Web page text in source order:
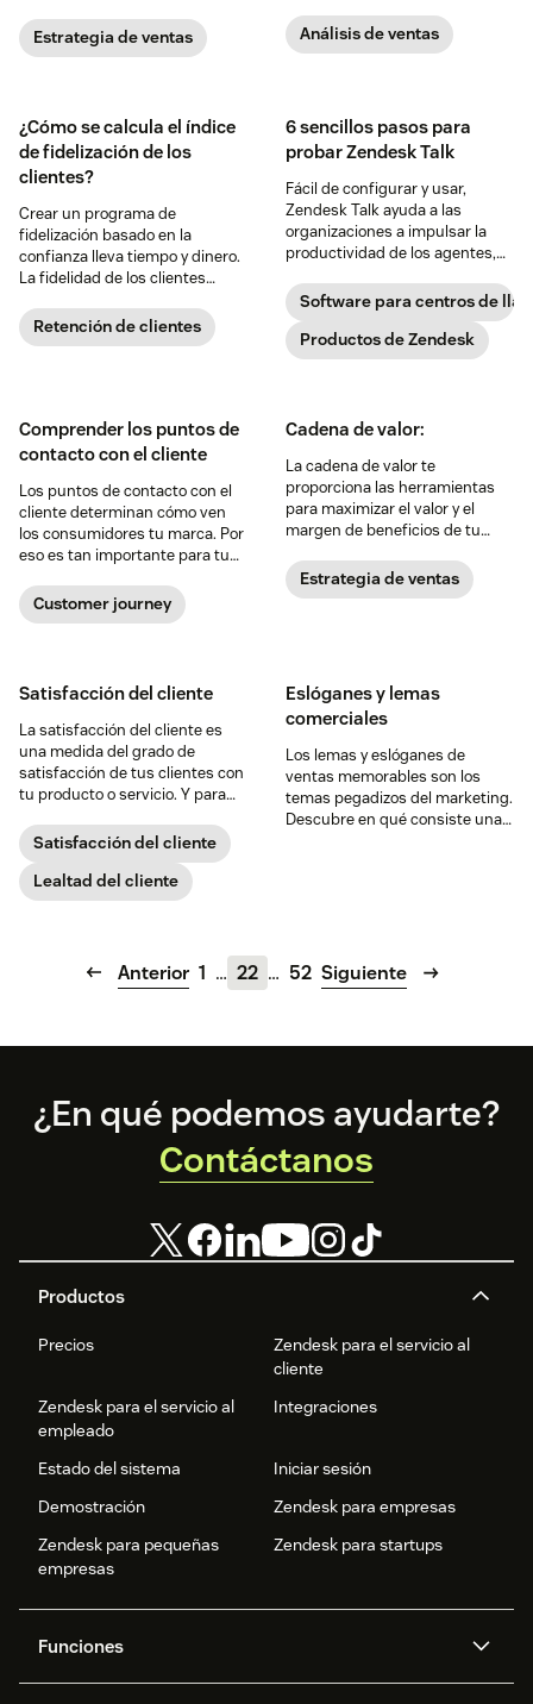
Estrategia de ventas Análisis de ventas
¿Cómo se calcula el índice
de fidelización de los
clientes?
Crear un programa de
fidelización basado en la
confianza lleva tiempo y dinero.
La fidelidad de los clientes
la confianza que tengan en un
producto.
Retención de clientes
6 sencillos pasos para
probar Zendesk Talk
Fácil de configurar y usar,
Zendesk Talk ayuda a las
organizaciones a impulsar la
productividad de los agentes,
canales y mejorar la experiencia
del cliente.
Software para centros de
Productos de Zendesk
Comprender los puntos de
contacto con el cliente
Los puntos de contacto con el
cliente determinan cómo ven
los consumidores tu marca. Por
eso es tan importante para tu
atiendes trazar el recorrido de
los puntos de contacto con el
Customer journey
Cadena de valor:
La cadena de valor te
proporciona las herramientas
para maximizar el valor y el
margen de beneficios de tu
evaluación de todas las
actividades empresariales.
Estrategia de ventas
Satisfacción del cliente
La satisfacción del cliente es
una medida del grado de
satisfacción de tus clientes con
tu producto o servicio. Y para
diferencia entre el éxito y el
fracaso: sin presiones.
Satisfacción del cliente
Lealtad del cliente
Eslóganes y lemas
comerciales
Los lemas y eslóganes de
ventas memorables son los
temas pegadizos del marketing.
Descubre en qué consiste una
Anterior 1 … 22 … 52 Siguiente
Footer
Productos
Precios
Zendesk para el servicio al
cliente
Zendesk para el servicio al
empleado
Integraciones
Estado del sistema
Iniciar sesión
Demostración
Zendesk para empresas
Zendesk para pequeñas
empresas
Zendesk para startups
Funciones
¿En qué podemos ayudarte?
Contáctanos